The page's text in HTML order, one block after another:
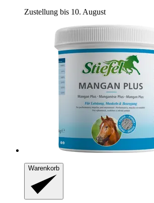
Zustellung bis 10. August
Warenkorb